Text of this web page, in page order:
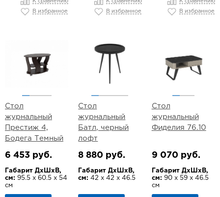
К сравнению
В избранное
К сравнению
В избранное
К сравнению
В избранное
Стол
журнальный
Престиж 4,
Бодега Темный
6 453 руб.
Габарит ДхШхВ,
см: 95.5 х 60.5 х 54
см
Стол
журнальный
Батл, черный
лофт
8 880 руб.
Габарит ДхШхВ,
см: 42 х 42 х 46.5
Стол
журнальный
Фиделия 76.10
9 070 руб.
Габарит ДхШхВ,
см: 90 х 59 х 46.5
см